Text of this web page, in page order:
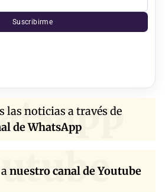
Suscribirme
las noticias a través de
de WhatsApp
nuestro canal de Youtube